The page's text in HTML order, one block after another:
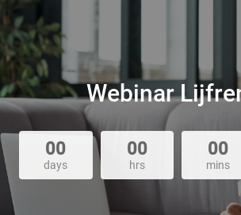
Webinar
00
days
00
hrs
00
mins